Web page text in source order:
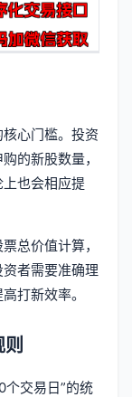
心门槛。投资
的新股数量，
也会相应提
总价值计算，
者需要准确理
打新效率。
交易日”的统